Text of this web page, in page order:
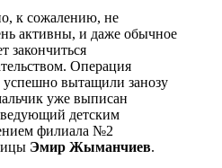
к сожалению, не
активны, и даже обычное
закончиться
Операция
вытащили занозу
уже выписан
детским
филиала №2
Эмир Жыманчиев.